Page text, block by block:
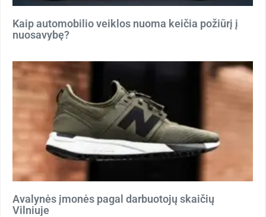
Kaip automobilio veiklos nuoma keičia požiūrį į
nuosavybę?
Avalynės įmonės pagal darbuotojų skaičių
Vilniuje